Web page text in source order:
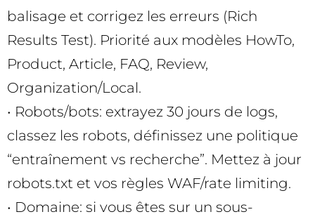
balisage et corrigez les erreurs (Rich
Results Test). Priorité aux modèles HowTo,
Product, Article, FAQ, Review,
Organization/Local.
• Robots/bots: extrayez 30 jours de logs,
classez les robots, définissez une politique
“entraînement vs recherche”. Mettez à jour
robots.txt et vos règles WAF/rate limiting.
• Domaine: si vous êtes sur un sous-